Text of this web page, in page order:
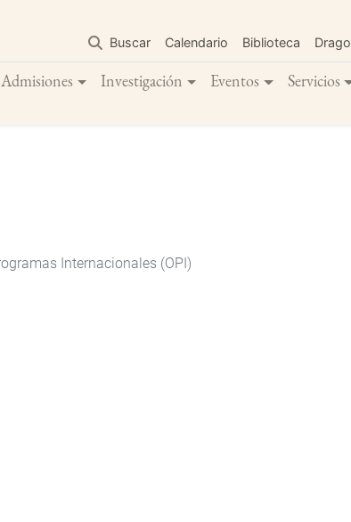
contenido
principal
Buscar Calendario Biblioteca
Admisiones Investigación Eventos Servicios
Internacionales (OPI)